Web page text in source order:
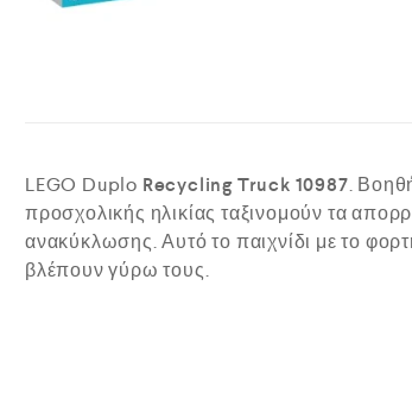
LEGO Duplo Recycling Truck 10987.
προσχολικής ηλικίας ταξινομούν τα
ανακύκλωσης. Αυτό το παιχνίδι με το
βλέπουν γύρω τους.